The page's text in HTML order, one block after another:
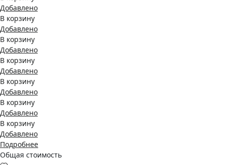
Добавлено
В корзину
Добавлено
В корзину
Добавлено
В корзину
Добавлено
В корзину
Добавлено
В корзину
Добавлено
В корзину
Добавлено
Подробнее
Общая стоимость